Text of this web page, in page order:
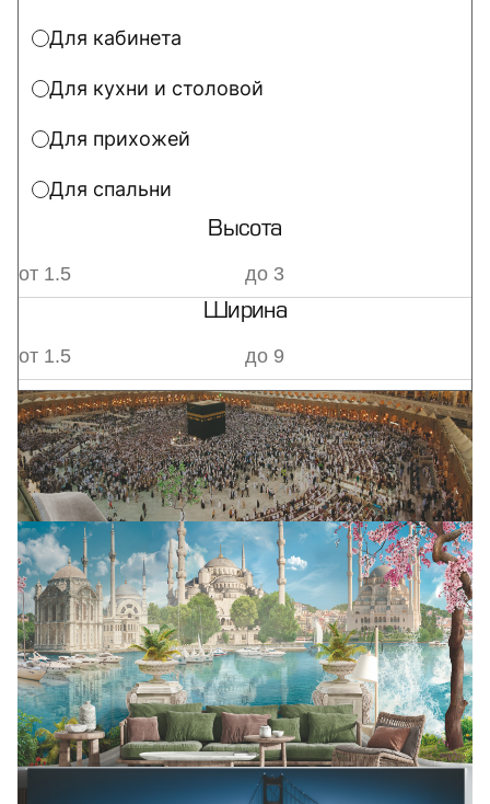
Для кабинета
Для кухни и столовой
Для прихожей
Для спальни
Высота
Ширина